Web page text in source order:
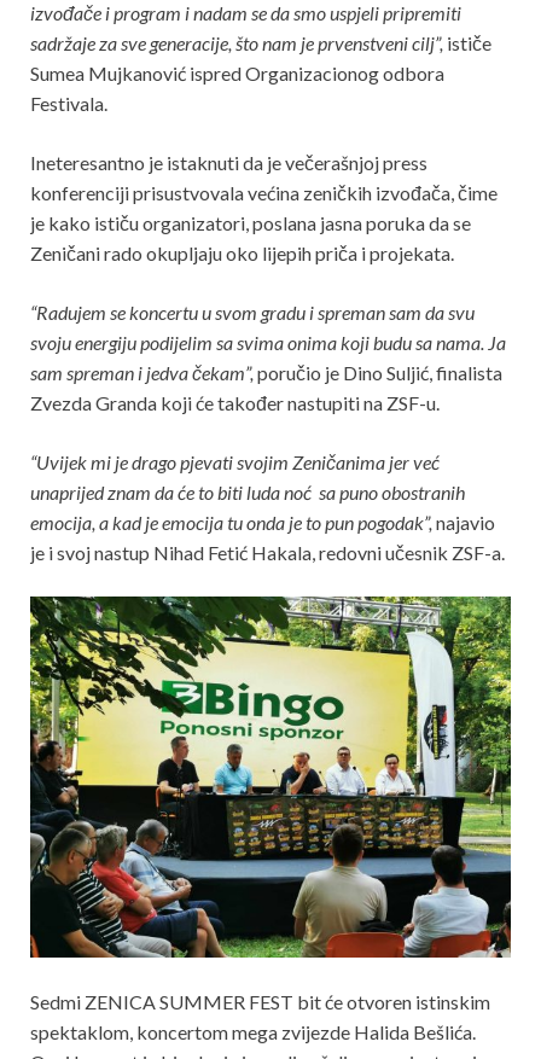
izvođače i program i nadam se da smo uspjeli pripremiti
sadržaje za sve generacije, što nam je prvenstveni cilj”, ističe
Sumea Mujkanović ispred Organizacionog odbora
Festivala.
Ineteresantno je istaknuti da je večerašnjoj press
konferenciji prisustvovala većina zeničkih izvođača, čime
je kako ističu organizatori, poslana jasna poruka da se
Zeničani rado okupljaju oko lijepih priča i projekata.
“Radujem se koncertu u svom gradu i spreman sam da svu
svoju energiju podijelim sa svima onima koji budu sa nama. Ja
sam spreman i jedva čekam”, poručio je Dino Suljić, finalista
Zvezda Granda koji će također nastupiti na ZSF-u.
“Uvijek mi je drago pjevati svojim Zeničanima jer već
unaprijed znam da će to biti luda noć sa puno obostranih
emocija, a kad je emocija tu onda je to pun pogodak”, najavio
je i svoj nastup Nihad Fetić Hakala, redovni učesnik ZSF-a.
Sedmi ZENICA SUMMER FEST bit će otvoren istinskim
spektaklom, koncertom mega zvijezde Halida Bešlića.